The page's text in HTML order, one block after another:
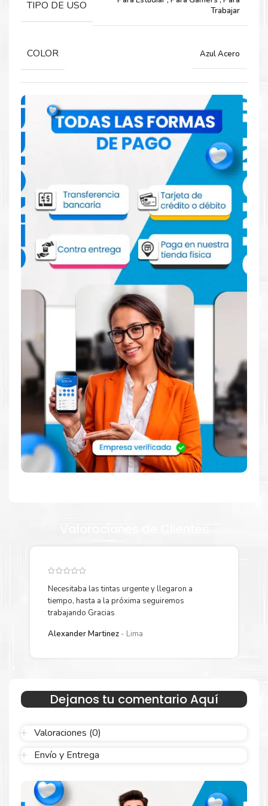
RANURAS DE EXPANSION 1 x M.2 PCIe 4.0×4 Slot
COMENTARIOS SOPORTA 1 UNIDAD (DE HASTA 1TB M.2
LECTOR DE MEMORIAS LECTOR DE TARJETAS SD
VIDEO
INDEPENDIENTE NO
MARCA INTEL
CONECTIVIDAD
WIRELESS 802.11AX 2×2
Wi-Fi 6
BLUETOOTH 5.2
CHIPSET AUDIO HD
PARLANTE USER-FACING STEREO SPEAKERS, 1.5W X2,
DOLBY AUDIO
PUERTOS COMBO AUDIO/MIC SI
INCORPORA
WEBCAM SI
TOUCHPAD SI
TECLADO NO RETROILUMINADO EN ESPAÑOL (LA)
CAMARA WEB FHD 1080p CON OBTURADOR DE
PRIVACIDAD + MICROFONO 2x ARRAY
1 x USB-C 3.2 GEN 1 (SOPORTA TRANSFERENCIA DE DATOS
1 x HEADPHONE / MICROFONO COMBO JACK (3.5mm)
1 x POWER CONNECTOR
IDIOMA DE TECLADO ESPAÑOL
LARGO 23.50 CM
ALTO 1.79 CM
PESO 1.62 KG
TIPO DE USO
Trabajar
COLOR Azul Acero
Necesitaba las tintas urgente y llegaron a
tiempo, hasta a la próxima seguiremos
trabajando Gracias
Alexander Martinez
Lima
Dejanos tu comentario Aquí
Valoraciones (0)
Envío y Entrega